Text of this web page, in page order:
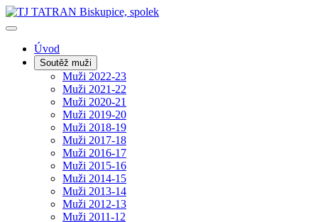
Úvod
Soutěž muži
Muži 2022-23
Muži 2021-22
Muži 2020-21
Muži 2019-20
Muži 2018-19
Muži 2017-18
Muži 2016-17
Muži 2015-16
Muži 2014-15
Muži 2013-14
Muži 2012-13
Muži 2011-12